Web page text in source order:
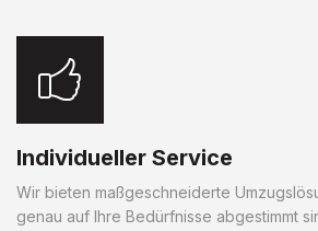
Individueller Service
Wir bieten maßgeschneiderte
genau auf Ihre Bedürfnisse abgestimmt